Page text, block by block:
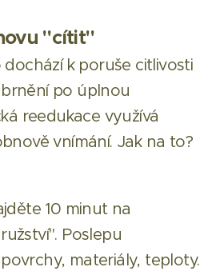
"cítit"
k poruše citlivosti
po úplnou
reedukace využívá
vnímání. Jak na to?
10 minut na
Poslepu
materiály, teploty.